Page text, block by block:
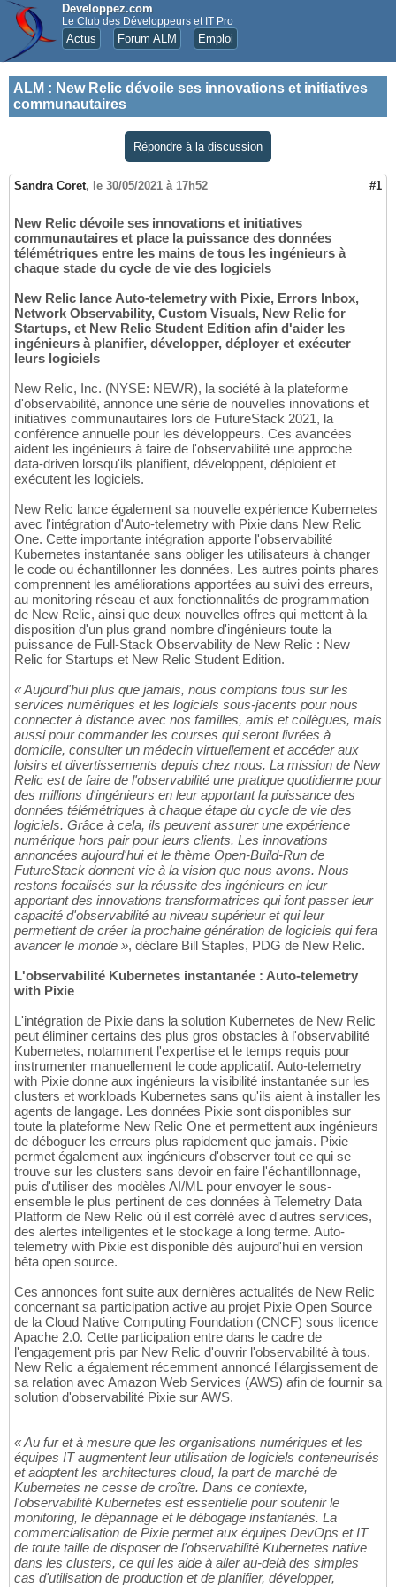
Developpez.com
Le Club des Développeurs et IT Pro
Actus Forum ALM Emploi
ALM : New Relic dévoile ses innovations et initiatives
communautaires
Répondre à la discussion
Sandra Coret, le 30/05/2021 à 17h52 #1
New Relic dévoile ses innovations et initiatives
communautaires et place la puissance des données
télémétriques entre les mains de tous les ingénieurs à
chaque stade du cycle de vie des logiciels
New Relic lance Auto-telemetry with Pixie, Errors Inbox,
Network Observability, Custom Visuals, New Relic for
Startups, et New Relic Student Edition afin d'aider les
ingénieurs à planifier, développer, déployer et exécuter
leurs logiciels
New Relic, Inc. (NYSE: NEWR), la société à la plateforme
d'observabilité, annonce une série de nouvelles innovations et
initiatives communautaires lors de FutureStack 2021, la
conférence annuelle pour les développeurs. Ces avancées
aident les ingénieurs à faire de l'observabilité une approche
data-driven lorsqu'ils planifient, développent, déploient et
exécutent les logiciels.
New Relic lance également sa nouvelle expérience Kubernetes
avec l'intégration d'Auto-telemetry with Pixie dans New Relic
One. Cette importante intégration apporte l'observabilité
Kubernetes instantanée sans obliger les utilisateurs à changer
le code ou échantillonner les données. Les autres points phares
comprennent les améliorations apportées au suivi des erreurs,
au monitoring réseau et aux fonctionnalités de programmation
de New Relic, ainsi que deux nouvelles offres qui mettent à la
disposition d'un plus grand nombre d'ingénieurs toute la
puissance de Full-Stack Observability de New Relic : New
Relic for Startups et New Relic Student Edition.
« Aujourd'hui plus que jamais, nous comptons tous sur les
services numériques et les logiciels sous-jacents pour nous
connecter à distance avec nos familles, amis et collègues, mais
aussi pour commander les courses qui seront livrées à
domicile, consulter un médecin virtuellement et accéder aux
loisirs et divertissements depuis chez nous. La mission de New
Relic est de faire de l'observabilité une pratique quotidienne pour
des millions d'ingénieurs en leur apportant la puissance des
données télémétriques à chaque étape du cycle de vie des
logiciels. Grâce à cela, ils peuvent assurer une expérience
numérique hors pair pour leurs clients. Les innovations
annoncées aujourd'hui et le thème Open-Build-Run de
FutureStack donnent vie à la vision que nous avons. Nous
restons focalisés sur la réussite des ingénieurs en leur
apportant des innovations transformatrices qui font passer leur
capacité d'observabilité au niveau supérieur et qui leur
permettent de créer la prochaine génération de logiciels qui fera
avancer le monde », déclare Bill Staples, PDG de New Relic.
L'observabilité Kubernetes instantanée : Auto-telemetry
with Pixie
L'intégration de Pixie dans la solution Kubernetes de New Relic
peut éliminer certains des plus gros obstacles à l'observabilité
Kubernetes, notamment l'expertise et le temps requis pour
instrumenter manuellement le code applicatif. Auto-telemetry
with Pixie donne aux ingénieurs la visibilité instantanée sur les
clusters et workloads Kubernetes sans qu'ils aient à installer les
agents de langage. Les données Pixie sont disponibles sur
toute la plateforme New Relic One et permettent aux ingénieurs
de déboguer les erreurs plus rapidement que jamais. Pixie
permet également aux ingénieurs d'observer tout ce qui se
trouve sur les clusters sans devoir en faire l'échantillonnage,
puis d'utiliser des modèles AI/ML pour envoyer le sous-
ensemble le plus pertinent de ces données à Telemetry Data
Platform de New Relic où il est corrélé avec d'autres services,
des alertes intelligentes et le stockage à long terme. Auto-
telemetry with Pixie est disponible dès aujourd'hui en version
bêta open source.
Ces annonces font suite aux dernières actualités de New Relic
concernant sa participation active au projet Pixie Open Source
de la Cloud Native Computing Foundation (CNCF) sous licence
Apache 2.0. Cette participation entre dans le cadre de
l'engagement pris par New Relic d'ouvrir l'observabilité à tous.
New Relic a également récemment annoncé l'élargissement de
sa relation avec Amazon Web Services (AWS) afin de fournir sa
solution d'observabilité Pixie sur AWS.
« Au fur et à mesure que les organisations numériques et les
équipes IT augmentent leur utilisation de logiciels conteneurisés
et adoptent les architectures cloud, la part de marché de
Kubernetes ne cesse de croître. Dans ce contexte,
l'observabilité Kubernetes est essentielle pour soutenir le
monitoring, le dépannage et le débogage instantanés. La
commercialisation de Pixie permet aux équipes DevOps et IT
de toute taille de disposer de l'observabilité Kubernetes native
dans les clusters, ce qui les aide à aller au-delà des simples
cas d'utilisation de production et de planifier, développer,